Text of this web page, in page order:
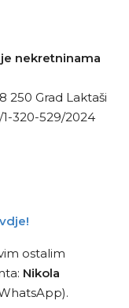
nekretninama
250 Grad Laktaši
320-529/2024
ostalim
Nikola